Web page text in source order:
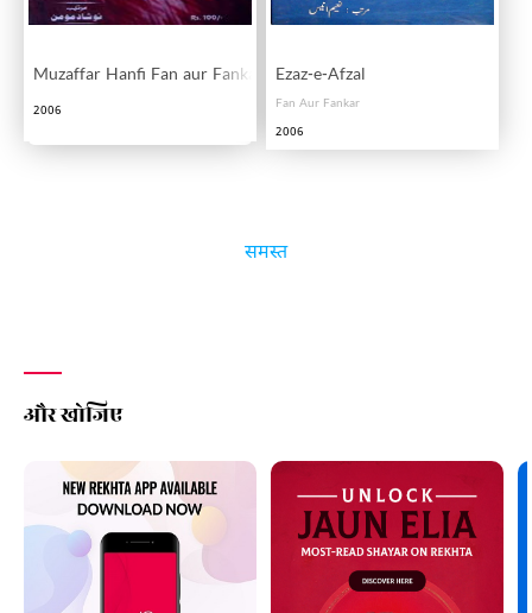
Muzaffar Hanfi Fan aur Fankar
2006
Ezaz-e-Afzal
Fan Aur Fankar
2006
समस्त
और खोजिए